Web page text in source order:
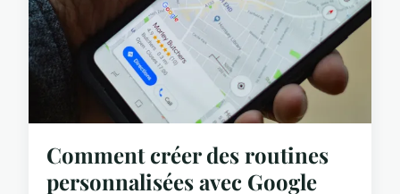
Comment créer des routines
personnalisées avec Google